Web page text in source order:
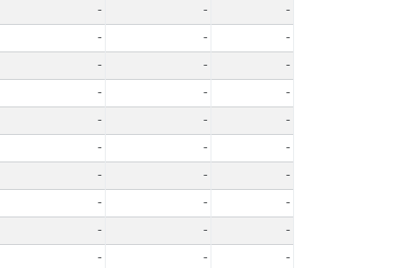
- -
-
- -
-
- -
-
- -
-
- -
-
- -
-
- -
-
- -
-
- -
-
- -
-